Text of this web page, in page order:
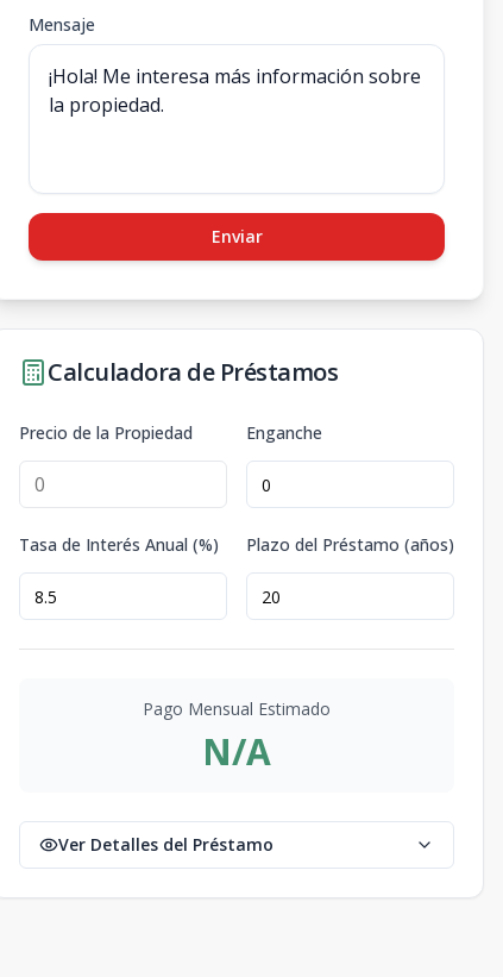
Mensaje
Enviar
Calculadora de Préstamos
Precio de la Propiedad Enganche
Tasa de Interés Anual (%) Plazo del Préstamo (años)
Pago Mensual Estimado
N/A
Ver Detalles del Préstamo